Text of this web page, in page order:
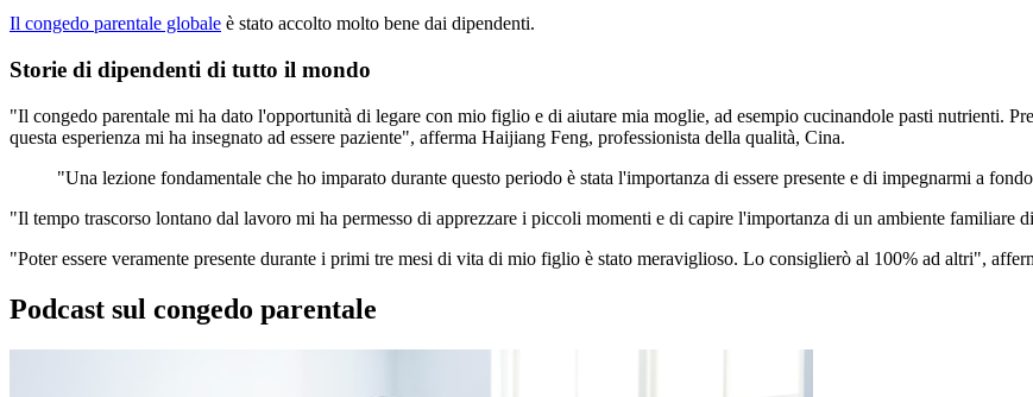
Il congedo parentale globale è stato accolto molto bene dai dipendenti.
Storie di dipendenti di tutto il mondo
"Il congedo parentale mi ha dato l'opportunità di legare con mio figlio e di aiutare mia moglie, ad esempio cucinandole pasti nutrienti.
questa esperienza mi ha insegnato ad essere paziente", afferma Haijiang Feng, professionista della qualità, Cina.
"Una lezione fondamentale che ho imparato durante questo periodo è stata l'importanza di essere presente e di impegnarmi a
"Il tempo trascorso lontano dal lavoro mi ha permesso di apprezzare i piccoli momenti e di capire l'importanza di un ambiente
"Poter essere veramente presente durante i primi tre mesi di vita di mio figlio è stato meraviglioso. Lo consiglierò al 100% ad altri",
Podcast sul congedo parentale